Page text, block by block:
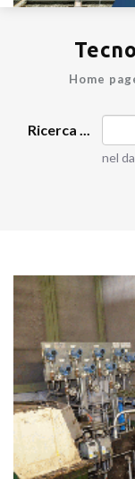
Home
Ricerca ...
nel